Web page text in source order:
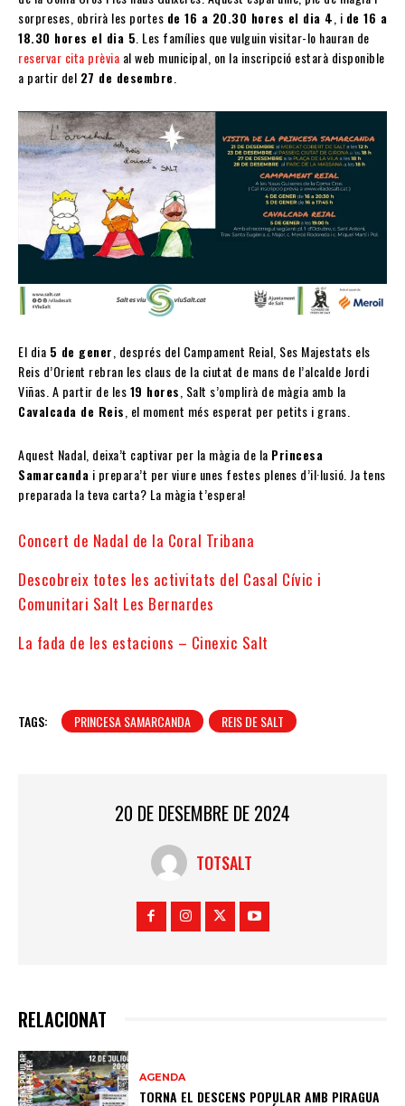
sorpreses, obrirà les portes de 16 a 20.30 hores el dia 4, i de 16 a
18.30 hores el dia 5. Les famílies que vulguin visitar-lo hauran de
reservar cita prèvia al web municipal, on la inscripció estarà disponible
a partir del 27 de desembre.
El dia 5 de gener , després del Campament Reial, Ses Majestats els
Reis d’Orient rebran les claus de la ciutat de mans de l’alcalde Jordi
Viñas. A partir de les19 hores , Salt s’omplirà de màgia amb la
Cavalcada de Reis , el moment més esperat per petits i grans.
Aquest Nadal, deixa’t captivar per la màgia de la Princesa
Samarcanda i prepara’t per viure unes festes plenes d’il·lusió. Ja tens
preparada la teva carta? La màgia t’espera!
Concert de Nadal de la Coral Tribana
Descobreix totes les activitats del Casal Cívic i
Comunitari Salt Les Bernardes
La fada de les estacions – Cinexic Salt
TAGS: PRINCESA SAMARCANDA REIS DE SALT
20 DE DESEMBRE DE 2024
TOTSALT
RELACIONAT
AGENDA
TORNA EL DESCENS POPULAR AMB PIRAGUA